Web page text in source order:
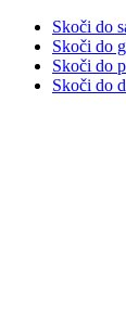
Skoči do
Skoči do
Skoči do
Skoči do